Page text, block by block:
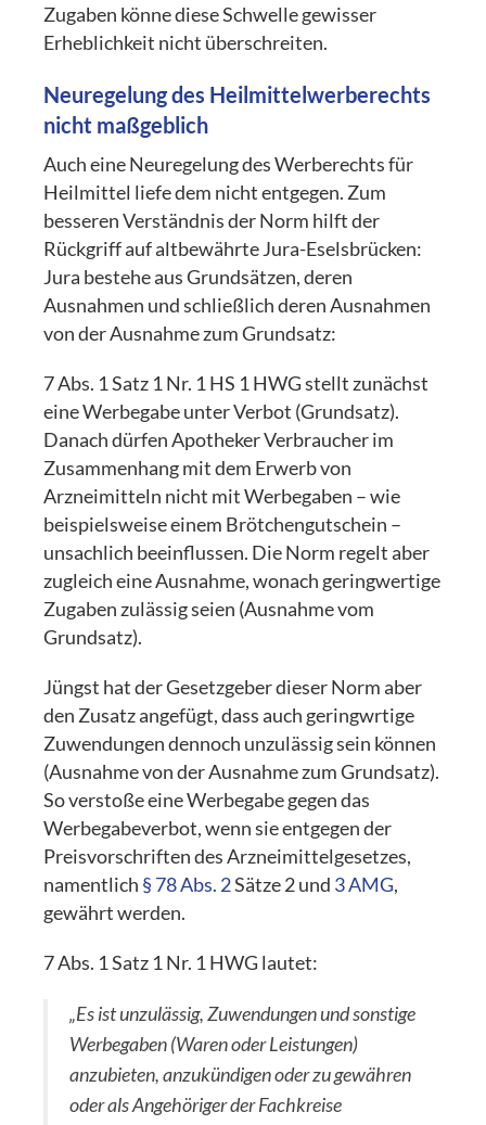
Zugaben könne diese Schwelle gewisser
Erheblichkeit nicht überschreiten.
Neuregelung des Heilmittelwerberechts
nicht maßgeblich
Auch eine Neuregelung des Werberechts für
Heilmittel liefe dem nicht entgegen. Zum
besseren Verständnis der Norm hilft der
Rückgriff auf altbewährte Jura-Eselsbrücken:
Jura bestehe aus Grundsätzen, deren
Ausnahmen und schließlich deren Ausnahmen
von der Ausnahme zum Grundsatz:
7 Abs. 1 Satz 1 Nr. 1 HS 1 HWG stellt zunächst
eine Werbegabe unter Verbot (Grundsatz).
Danach dürfen Apotheker Verbraucher im
Zusammenhang mit dem Erwerb von
Arzneimitteln nicht mit Werbegaben – wie
beispielsweise einem Brötchengutschein –
unsachlich beeinflussen. Die Norm regelt aber
zugleich eine Ausnahme, wonach geringwertige
Zugaben zulässig seien (Ausnahme vom
Grundsatz).
Jüngst hat der Gesetzgeber dieser Norm aber
den Zusatz angefügt, dass auch geringwrtige
Zuwendungen dennoch unzulässig sein können
(Ausnahme von der Ausnahme zum Grundsatz).
So verstoße eine Werbegabe gegen das
Werbegabeverbot, wenn sie entgegen der
Preisvorschriften des Arzneimittelgesetzes,
namentlich § 78 Abs. 2Sätze 2 und 3 AMG,
gewährt werden.
7 Abs. 1 Satz 1 Nr. 1 HWG lautet:
„Es ist unzulässig, Zuwendungen und sonstige
Werbegaben (Waren oder Leistungen)
anzubieten, anzukündigen oder zu gewähren
oder als Angehöriger der Fachkreise